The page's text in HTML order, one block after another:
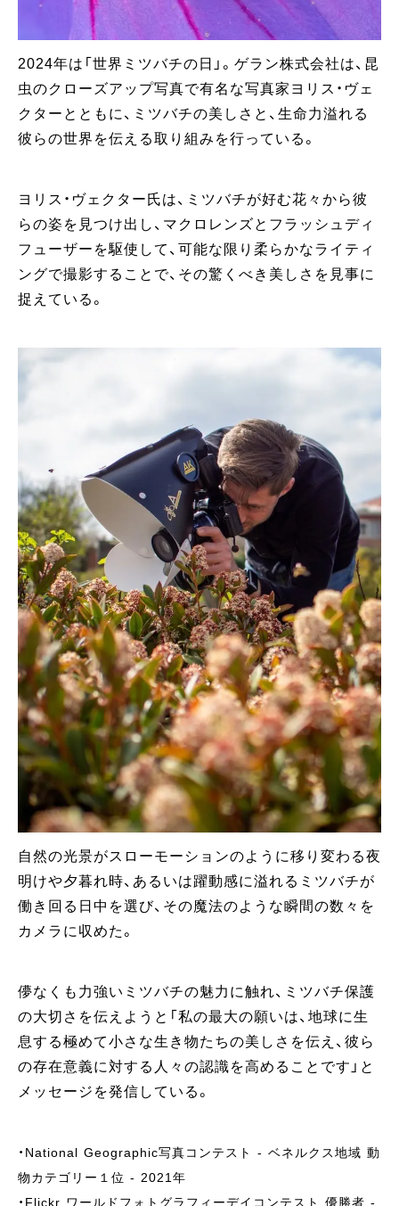
2024年は「世界ミツバチの日」。ゲラン株式会社は、昆
虫のクローズアップ写真で有名な写真家ヨリス・ヴェ
クターとともに、ミツバチの美しさと、生命力溢れる
彼らの世界を伝える取り組みを行っている。
ヨリス・ヴェクター氏は、ミツバチが好む花々から彼
らの姿を見つけ出し、マクロレンズとフラッシュディ
フューザーを駆使して、可能な限り柔らかなライティ
ングで撮影することで、その驚くべき美しさを見事に
捉えている。
自然の光景がスローモーションのように移り変わる夜
明けや夕暮れ時、あるいは躍動感に溢れるミツバチが
働き回る日中を選び、その魔法のような瞬間の数々を
カメラに収めた。
儚なくも力強いミツバチの魅力に触れ、ミツバチ保護
の大切さを伝えようと「私の最大の願いは、地球に生
息する極めて小さな生き物たちの美しさを伝え、彼ら
の存在意義に対する人々の認識を高めることです」と
メッセージを発信している。
・National Geographic写真コンテスト - ベネルクス地域 動
物カテゴリー１位 - 2021年
・Flickr ワールドフォトグラフィーデイコンテスト 優勝者 -